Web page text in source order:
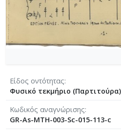
[Φάκελος] GR-
[Φάκελος] GR-
[Φάκελος] GR-
[Φάκελος] GR-
[Φάκελος] GR-
[Φάκελος] GR-
[Φάκελος] GR-
Είδος οντότητας
Φυσικό τεκμήριο (Παρτιτούρα)
Κωδικός αναγνώρισης
GR-As-MTH-003-Sc-015-113-c